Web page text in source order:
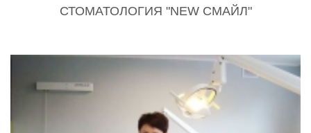
СТОМАТОЛОГИЯ "NEW СМАЙЛ"